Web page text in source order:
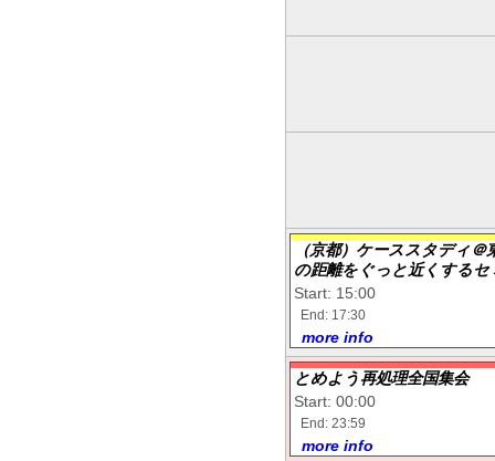
（京都）ケーススタディ
の距離をぐっと近くするセ
Start: 15:00
End: 17:30
more info
とめよう再処理全国集会
Start: 00:00
End: 23:59
more info